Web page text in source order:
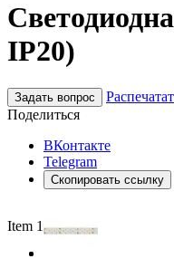
IP20)
Задать вопрос
Поделиться
ВКонтакте
Telegram
Скопировать ссылку
Item 1 of 2